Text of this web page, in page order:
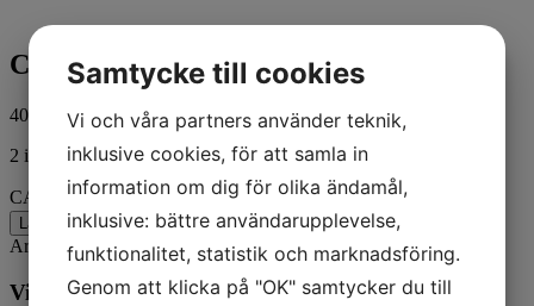
CARRIER ASSY 99210A 1
408,00 kr ink. moms
2 i lager
CARRIER ASSY 99210A 1 mängd
Lägg till i varukorg
Artikelnr:77431A1 Kategorier:Båt, Mercury
Vill du veta mer? Ring oss:
Samtycke till cookies
Vi och våra partners använder teknik,
inklusive cookies, för att samla in
information om dig för olika ändamål,
inklusive: bättre användarupplevelse,
funktionalitet, statistik och marknadsföring.
Genom att klicka på "OK" samtycker du till